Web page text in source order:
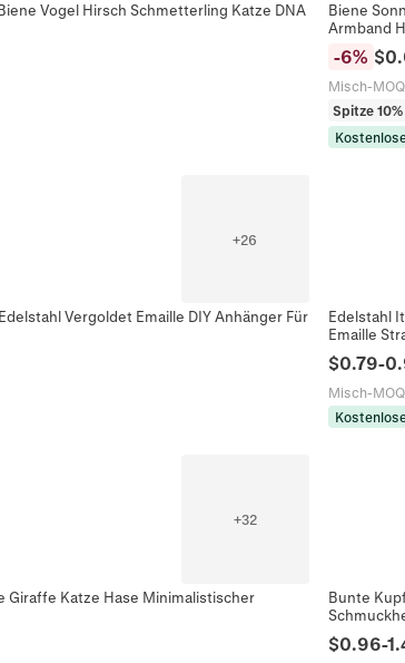
Vogel Hirsch Schmetterling Katze DNA
Biene
Armband
-6% $
Misch-MOQ
Spitze
+26
Vergoldet Emaille DIY Anhänger Für
Edelstahl
Emaille
$0.79-
Misch-MOQ
+32
Giraffe Katze Hase Minimalistischer
Bunte
$0.96-